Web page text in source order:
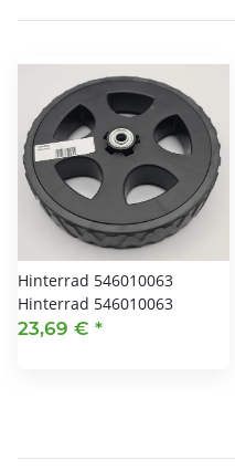
Hinterrad 546010063
Hinterrad 546010063
23,69 € *